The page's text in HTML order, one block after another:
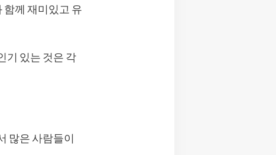
함께 재미있고 유
기 있는 것은 각
많은 사람들이